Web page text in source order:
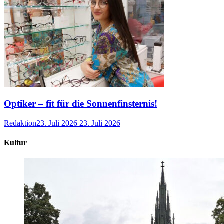
Optiker – fit für die Sonnenfinsternis!
Redaktion23. Juli 2026 23. Juli 2026
Kultur